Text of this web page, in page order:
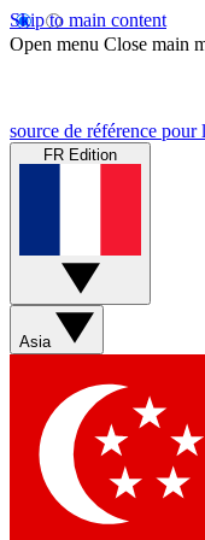
Skip to main content
Open menu Close main
source de référence pour
FR Edition
Asia